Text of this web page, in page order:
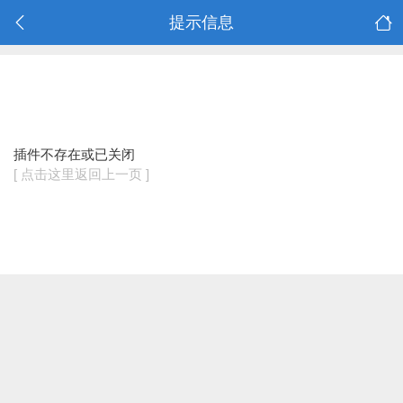
提示信息
插件不存在或已关闭
[ 点击这里返回上一页 ]